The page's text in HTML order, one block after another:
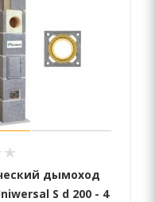
дымоход
S d 200 - 4